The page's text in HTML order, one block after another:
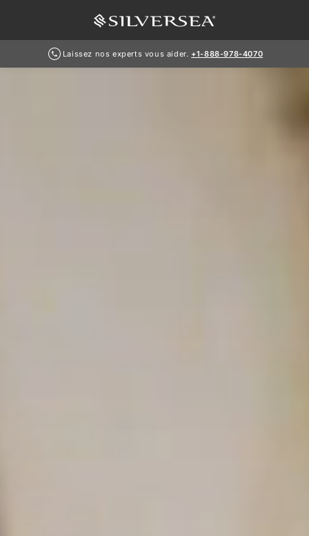
Laissez nos experts vous aider. +1-888-978-4070